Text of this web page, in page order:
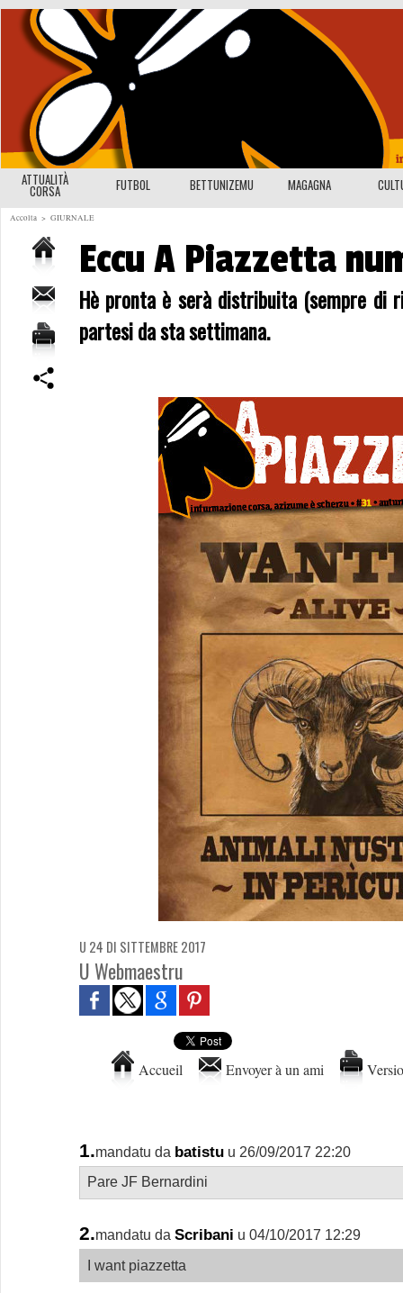
ATTUALITÀ
CORSA FUTBOL BETTUNIZEMU MAGAGNA
Accolta > GIURNALE
Eccu A Piazzetta
Hè pronta è serà distribuita (sempre di
partesi da sta settimana.
U 24 DI SITTEMBRE 2017
U Webmaestru
Accueil Envoyer à un ami
1.mandatu da batistu u 26/09/2017 22:20
Pare JF Bernardini
2.mandatu da Scribani u 04/10/2017 12:29
I want piazzetta